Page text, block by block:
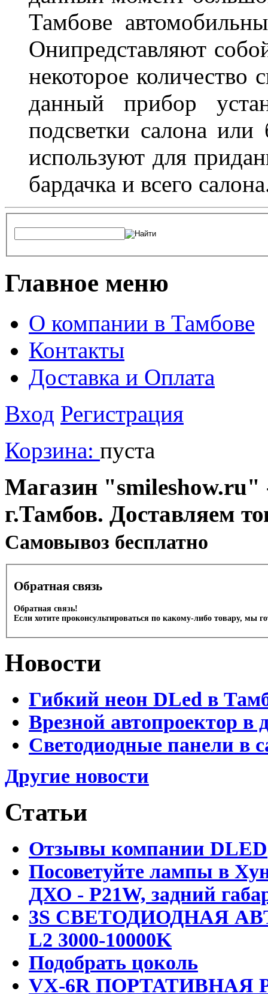
Тамбове
Онипредставляют
некоторое количество
данный прибор
подсветки салона
используют для
бардачка и всего
Главное меню
О компании в Тамбове
Контакты
Доставка и Оплата
Вход Регистрация
Корзина: пуста
Магазин "smileshow.ru"
г.Тамбов. Доставляем
Cамовывоз бесплатно
Обратная связь
Обратная связь!
Если хотите проконсультироваться по какому-либо товару, мы
Новости
Гибкий неон DLed в
Врезной автопроектор в
Светодиодные панели в
Другие новости
Статьи
Отзывы компании DLED
Посоветуйте лампы в
ДХО - P21W, задний
3S СВЕТОДИОДНАЯ
L2 3000-10000K
Подобрать цоколь
VX-6R ПОРТАТИВНАЯ